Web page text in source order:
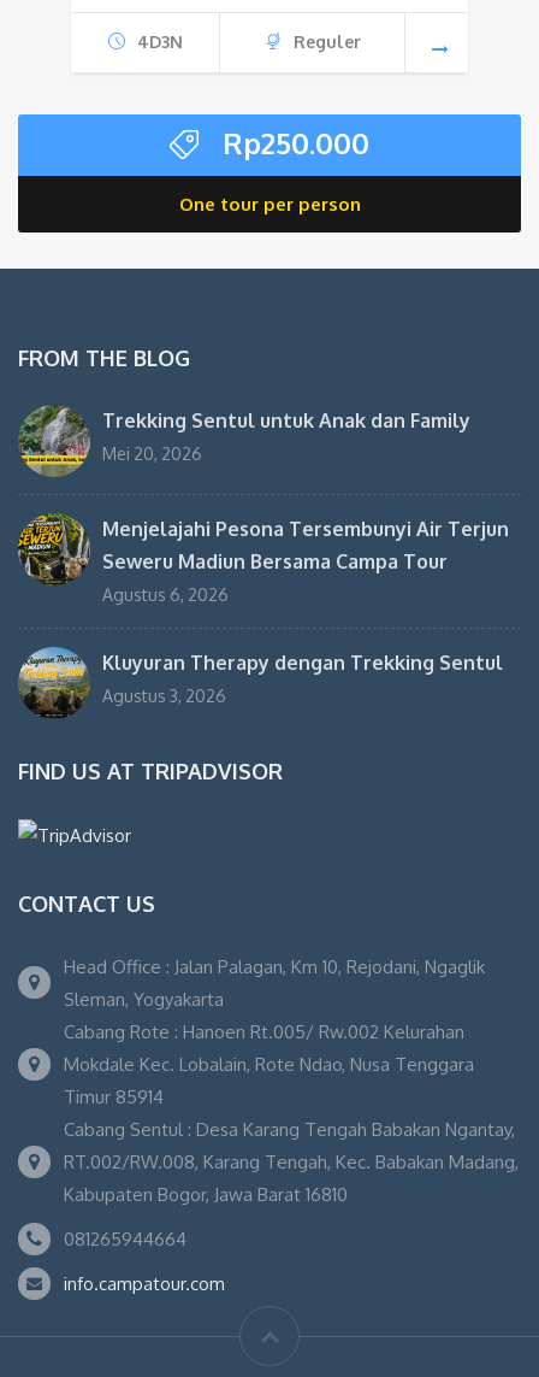
4D3N Reguler
Rp250.000
One tour per person
FROM THE BLOG
Trekking Sentul untuk Anak dan Family
Mei 20, 2026
Menjelajahi Pesona Tersembunyi Air Terjun
Seweru Madiun Bersama Campa Tour
Agustus 6, 2026
Kluyuran Therapy dengan Trekking Sentul
Agustus 3, 2026
FIND US AT TRIPADVISOR
CONTACT US
Head Office : Jalan Palagan, Km 10, Rejodani, Ngaglik
Sleman, Yogyakarta
Cabang Rote : Hanoen Rt.005/ Rw.002 Kelurahan
Mokdale Kec. Lobalain, Rote Ndao, Nusa Tenggara
Timur 85914
Cabang Sentul : Desa Karang Tengah Babakan Ngantay,
RT.002/RW.008, Karang Tengah, Kec. Babakan Madang,
Kabupaten Bogor, Jawa Barat 16810
081265944664
info.campatour.com